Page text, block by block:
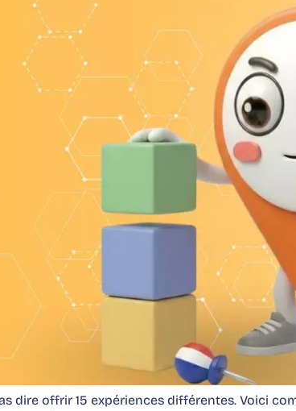
dire offrir 15 expériences différentes. Voici